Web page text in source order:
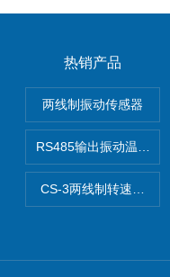
热销产品
两线制振动传感器
RS485输出振动温度传
CS-3两线制转速传感器